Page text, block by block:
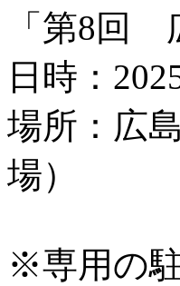
「第8回
日時：
場所：広
場）
※専用の